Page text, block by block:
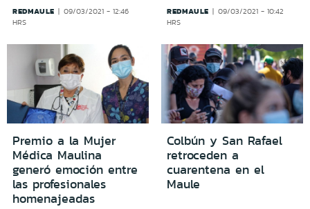
REDMAULE
09/03/2021 - 12:46
HRS
REDMAULE
09/03/2021 - 10:42
HRS
Premio a la Mujer
Médica Maulina
generó emoción entre
las profesionales
homenajeadas
Colbún y San Rafael
retroceden a
cuarentena en el
Maule